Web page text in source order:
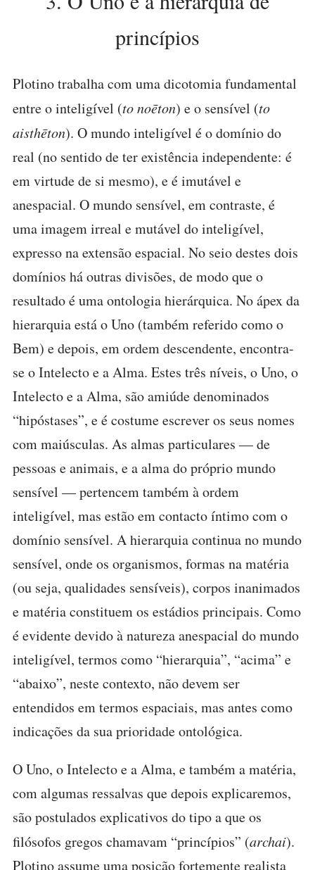
princípios
Plotino trabalha com uma dicotomia fundamental
entre o inteligível (to noēton) e o sensível (to
aisthēton). O mundo inteligível é o domínio do
real (no sentido de ter existência independente: é
em virtude de si mesmo), e é imutável e
anespacial. O mundo sensível, em contraste, é
uma imagem irreal e mutável do inteligível,
expresso na extensão espacial. No seio destes dois
domínios há outras divisões, de modo que o
resultado é uma ontologia hierárquica. No ápex da
hierarquia está o Uno (também referido como o
Bem) e depois, em ordem descendente, encontra-
se o Intelecto e a Alma. Estes três níveis, o Uno, o
Intelecto e a Alma, são amiúde denominados
“hipóstases”, e é costume escrever os seus nomes
com maiúsculas. As almas particulares — de
pessoas e animais, e a alma do próprio mundo
sensível — pertencem também à ordem
inteligível, mas estão em contacto íntimo com o
domínio sensível. A hierarquia continua no mundo
sensível, onde os organismos, formas na matéria
(ou seja, qualidades sensíveis), corpos inanimados
e matéria constituem os estádios principais. Como
é evidente devido à natureza anespacial do mundo
inteligível, termos como “hierarquia”, “acima” e
“abaixo”, neste contexto, não devem ser
entendidos em termos espaciais, mas antes como
indicações da sua prioridade ontológica.
O Uno, o Intelecto e a Alma, e também a matéria,
com algumas ressalvas que depois explicaremos,
são postulados explicativos do tipo a que os
filósofos gregos chamavam “princípios” (archai).
Plotino assume uma posição fortemente realista